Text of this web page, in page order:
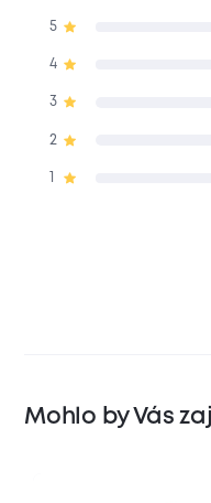
5
4
3
2
Mohlo by Vás